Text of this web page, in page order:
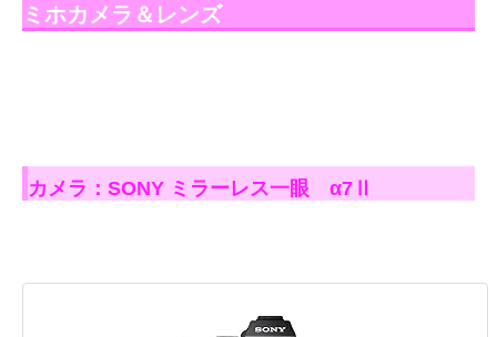
ミホカメラ＆レンズ
カメラ：SONY ミラーレス一眼 α7Ⅱ